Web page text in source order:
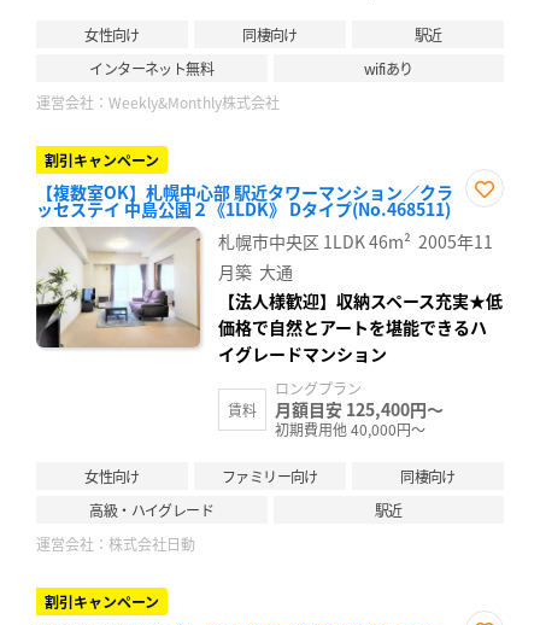
女性向け 同棲向け
駅近
インターネット無料
wifiあり
運営会社： Weekly&Monthly株式会社
割引キャンペーン
【複数室OK】札幌中心部 駅近タワーマンション／クラ
ッセステイ 中島公園２《1LDK》 Dタイプ(No.468511)
に入
り登
札幌市中央区 1LDK46m² 2005年11
月築 大通
【法人様歓迎】収納スペース充実★低
価格で自然とアートを堪能できるハ
イグレードマンション
賃料
ロングプラン
月額目安 125,400円～
初期費用他 40,000円～
女性向け ファミリー向け
同棲向け
高級・ハイグレード
駅近
運営会社： 株式会社日動
割引キャンペーン